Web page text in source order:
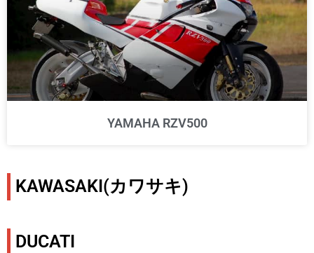
YAMAHA RZV500
KAWASAKI(カワサキ)
DUCATI